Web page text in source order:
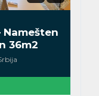
Namešten
36m2